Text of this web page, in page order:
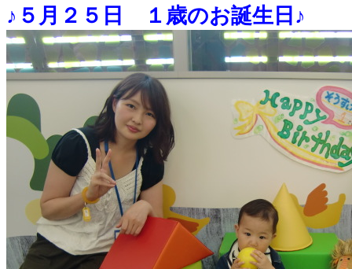
♪５月２５日 １歳のお誕生日♪